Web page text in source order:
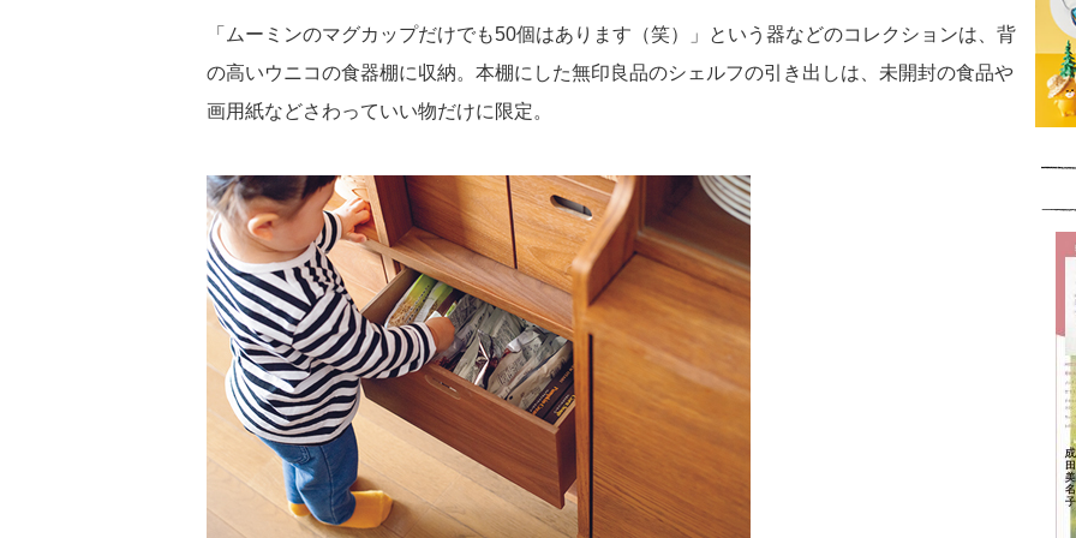
「ムーミンのマグカップだけでも50個はあります（笑）」という器などのコレクションは、背
の高いウニコの食器棚に収納。本棚にした無印良品のシェルフの引き出しは、未開封の食品や
画用紙などさわっていい物だけに限定。